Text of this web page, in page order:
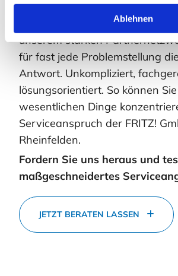
Ablehnen
Wir finden die Lösung.Ob
unserem starken
für fast jede Problemstellung
Antwort. Unkompliziert,
lösungsorientiert. So können
wesentlichen Dinge
Serviceanspruch der FRITZ!
Rheinfelden.
Fordern Sie uns heraus und
maßgeschneidertes
JETZT BERATEN LASSEN